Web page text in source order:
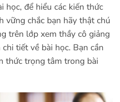
học, để hiểu các kiến thức
vững chắc bạn hãy thật chú
trên lớp xem thầy cô giảng
tiết về bài học. Bạn cần
thức trọng tâm trong bài